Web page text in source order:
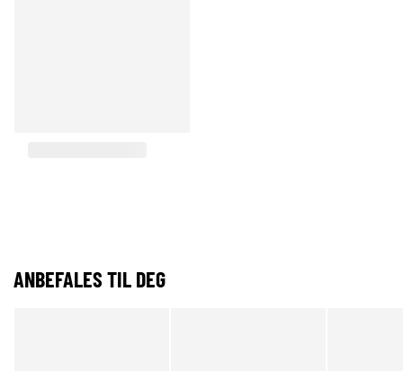
ANBEFALES TIL DEG